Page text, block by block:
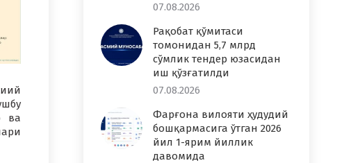
ва
07.08.2026
Рақобат қўмитаси
томонидан 5,7 млрд
сўмлик тендер юзасидан
иш қўзғатилди
07.08.2026
Фарғона вилояти ҳудудий
бошқармасига ўтган 2026
йил 1-ярим йиллик
давомида